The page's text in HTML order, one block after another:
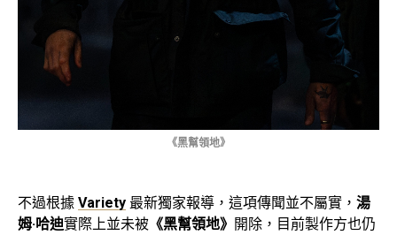
《黑幫領地》
不過根據 Variety 最新獨家報導，這項傳聞並不屬實， 湯
姆·哈迪實際上並未被 《黑幫領地》 開除，目前製作方也仍